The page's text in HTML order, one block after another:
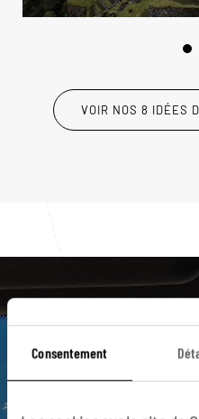
Consentement
VOIR NOS 8 IDÉES
Luciole,
l'appli qui vous
hôte en 1 clic